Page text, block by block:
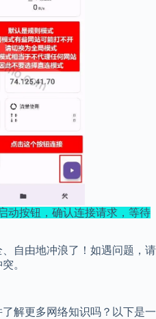
动按钮，确认连接请求，等待
自由地冲浪了！如遇问题，请
。
解更多网络知识吗？以下是一